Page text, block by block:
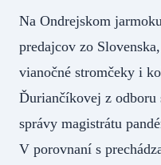
Na Ondrejskom
predajcov zo
vianočné stromčeky i
Ďuriančíkovej z odboru
správy magistrátu
V porovnaní s